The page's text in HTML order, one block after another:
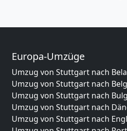
Europa-Umzüge
Umzug von Stuttgart nach
Umzug von Stuttgart nach
Umzug von Stuttgart nach
Umzug von Stuttgart nach
Umzug von Stuttgart nach